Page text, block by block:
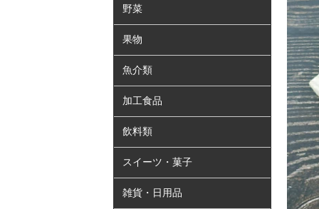
野菜
果物
魚介類
加工食品
飲料類
スイーツ・菓子
雑貨・日用品